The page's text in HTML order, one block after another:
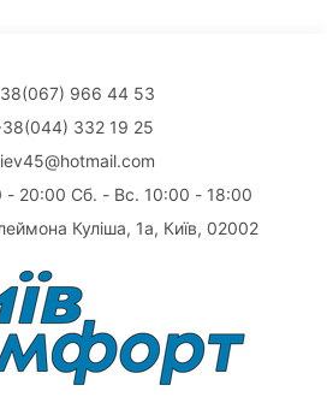
966 44 53
332 19 25
- 20:00 Сб. - Вс. 10:00 - 18:00
Куліша, 1а, Київ, 02002